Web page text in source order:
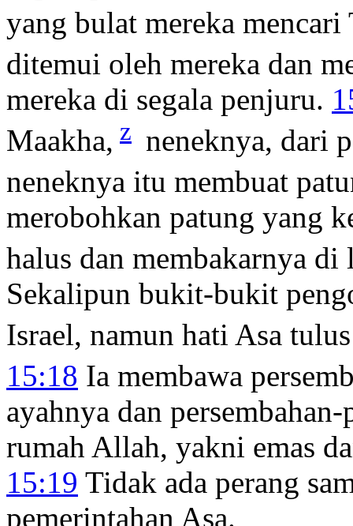
yang bulat mereka
ditemui oleh mereka dan
mereka di segala penjuru.
Maakha, z neneknya, dari
neneknya itu membuat
merobohkan patung yang
halus dan membakarnya
Sekalipun bukit-bukit
Israel, namun hati Asa
15:18 Ia membawa
ayahnya dan
rumah Allah, yakni emas
15:19 Tidak ada perang
pemerintahan Asa.